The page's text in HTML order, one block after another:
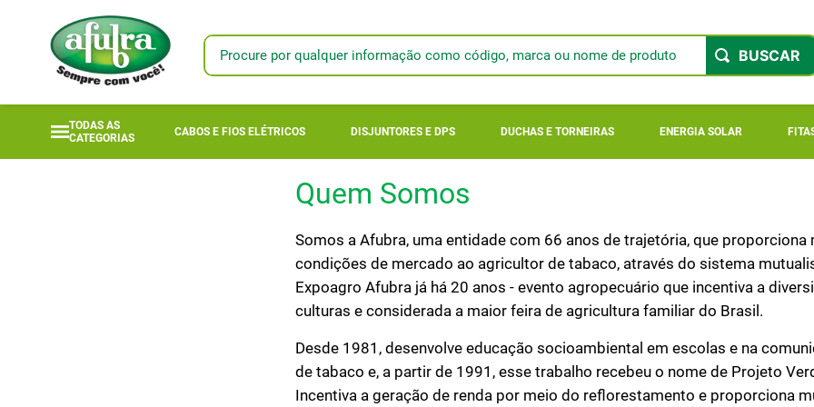
Procure por qualquer informação como código, marca ou nome de produto
TODAS AS
CATEGORIAS
CABOS E FIOS ELÉTRICOS DISJUNTORES E DPS DUCHAS E TORNEIRAS ENERGIA SOLAR
Quem Somos
Somos a Afubra, uma entidade com 66 anos de trajetória, que proporciona
condições de mercado ao agricultor de tabaco, através do sistema
Expoagro Afubra já há 20 anos - evento agropecuário que incentiva a
culturas e considerada a maior feira de agricultura familiar do Brasil.
Desde 1981, desenvolve educação socioambiental em escolas e na
de tabaco e, a partir de 1991, esse trabalho recebeu o nome de Projeto
Incentiva a geração de renda por meio do reflorestamento e proporciona
TERMOS MAIS BUSCADOS
1º
longi
4º
bomba anauger 900
5º
mta
6º
módulo solar longi
inversor
9
10º disjuntores